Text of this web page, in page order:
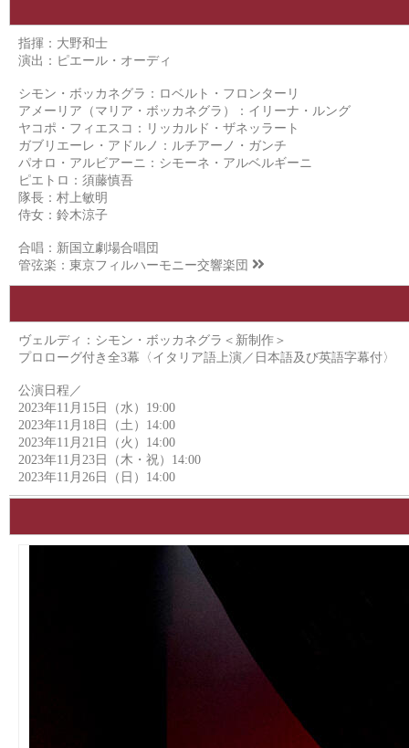
指揮：大野和士
演出：ピエール・オーディ
シモン・ボッカネグラ：ロベルト・フロンターリ
アメーリア（マリア・ボッカネグラ）：イリーナ・ルング
ヤコポ・フィエスコ：リッカルド・ザネッラート
ガブリエーレ・アドルノ：ルチアーノ・ガンチ
パオロ・アルビアーニ：シモーネ・アルベルギーニ
ピエトロ：須藤慎吾
隊長：村上敏明
侍女：鈴木涼子
合唱：新国立劇場合唱団
管弦楽： 東京フィルハーモニー交響楽団
ヴェルディ：シモン・ボッカネグラ＜新制作＞
プロローグ付き全3幕〈イタリア語上演／日本語及び英語字幕付〉
公演日程／
2023年11月15日（水）19:00
2023年11月18日（土）14:00
2023年11月21日（火）14:00
2023年11月23日（木・祝）14:00
2023年11月26日（日）14:00